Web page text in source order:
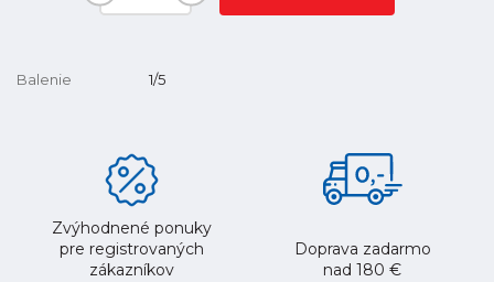
Balenie 1/5
Zvýhodnené ponuky
pre registrovaných
zákazníkov
Doprava zadarmo
nad 180 €